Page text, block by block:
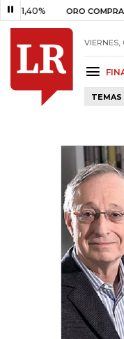
ORO COMPRA BANCO
VIERNES,
TEMAS